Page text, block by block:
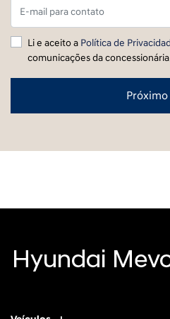
Li e aceito a Política de
comunicações da
Próximo